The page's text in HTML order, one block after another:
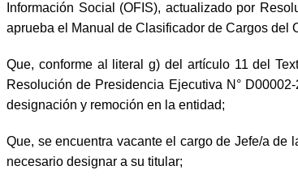
Información Social (OFIS), actualizado por
aprueba el Manual de Clasificador de Cargos del
Que, conforme al literal g) del artículo 11 del
Resolución de Presidencia Ejecutiva N°
designación y remoción en la entidad;
Que, se encuentra vacante el cargo de Jefe/a de
necesario designar a su titular;